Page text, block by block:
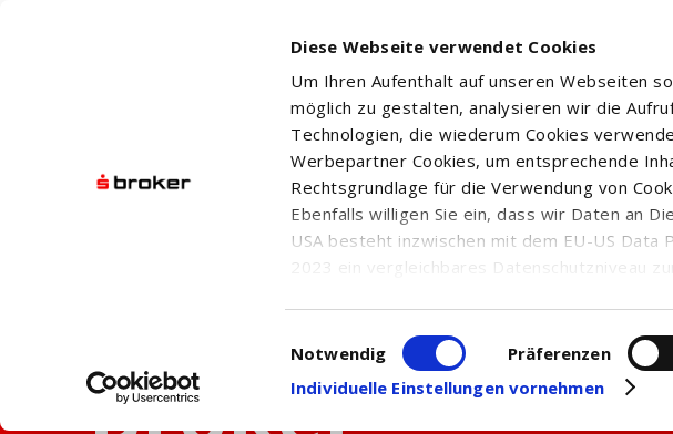
Diese Webseite verwendet Cookies
Um Ihren Aufenthalt auf unseren Webseiten
möglich zu gestalten, analysieren wir die
Technologien, die wiederum Cookies
Werbepartner Cookies, um entsprechende
Rechtsgrundlage für die Verwendung von
Ebenfalls willigen Sie ein, dass wir Daten an
USA besteht inzwischen mit dem EU-US Data
2023 ein vergleichbares Datenschutzniveau
in den USA, finden Sie auf unserer Seite zum
Einwilligung auch jederzeit widerrufen oder
Einwilligungsauswahl
Notwendig Präferenzen
Individuelle Einstellungen vornehmen